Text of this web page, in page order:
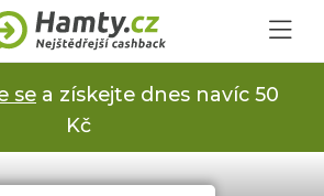
Přihlásit se
Registrovat
se a získejte dnes navíc 50
Kč